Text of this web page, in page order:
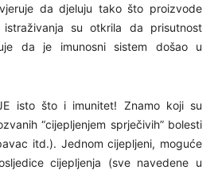
da djeluju tako što proizvode
su otkrila da prisutnost
da je imunosni sistem došao u
isto što i imunitet! Znamo koji su
“cijepljenjem sprječivih” bolesti
itd.). Jednom cijepljeni, moguće
cijepljenja (sve navedene u